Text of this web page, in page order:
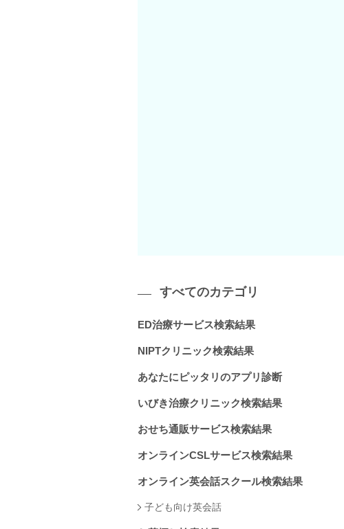
すべてのカテゴリ
ED治療サービス検索結果
NIPTクリニック検索結果
あなたにピッタリのアプリ診断
いびき治療クリニック検索結果
おせち通販サービス検索結果
オンラインCSLサービス検索結果
オンライン英会話スクール検索結果
子ども向け英会話